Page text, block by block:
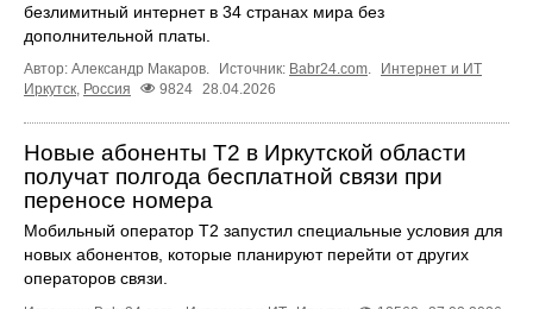
безлимитный интернет в 34 странах мира без
дополнительной платы.
Автор: Александр Макаров. Источник: Babr24.com.
Интернет и ИТ
Иркутск, Россия 9824 28.04.2026
Новые абоненты T2 в Иркутской области
получат полгода бесплатной связи при
переносе номера
Мобильный оператор T2 запустил специальные условия для
новых абонентов, которые планируют перейти от других
операторов связи.